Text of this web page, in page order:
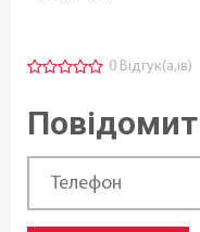
0 Відгук(а,ів)